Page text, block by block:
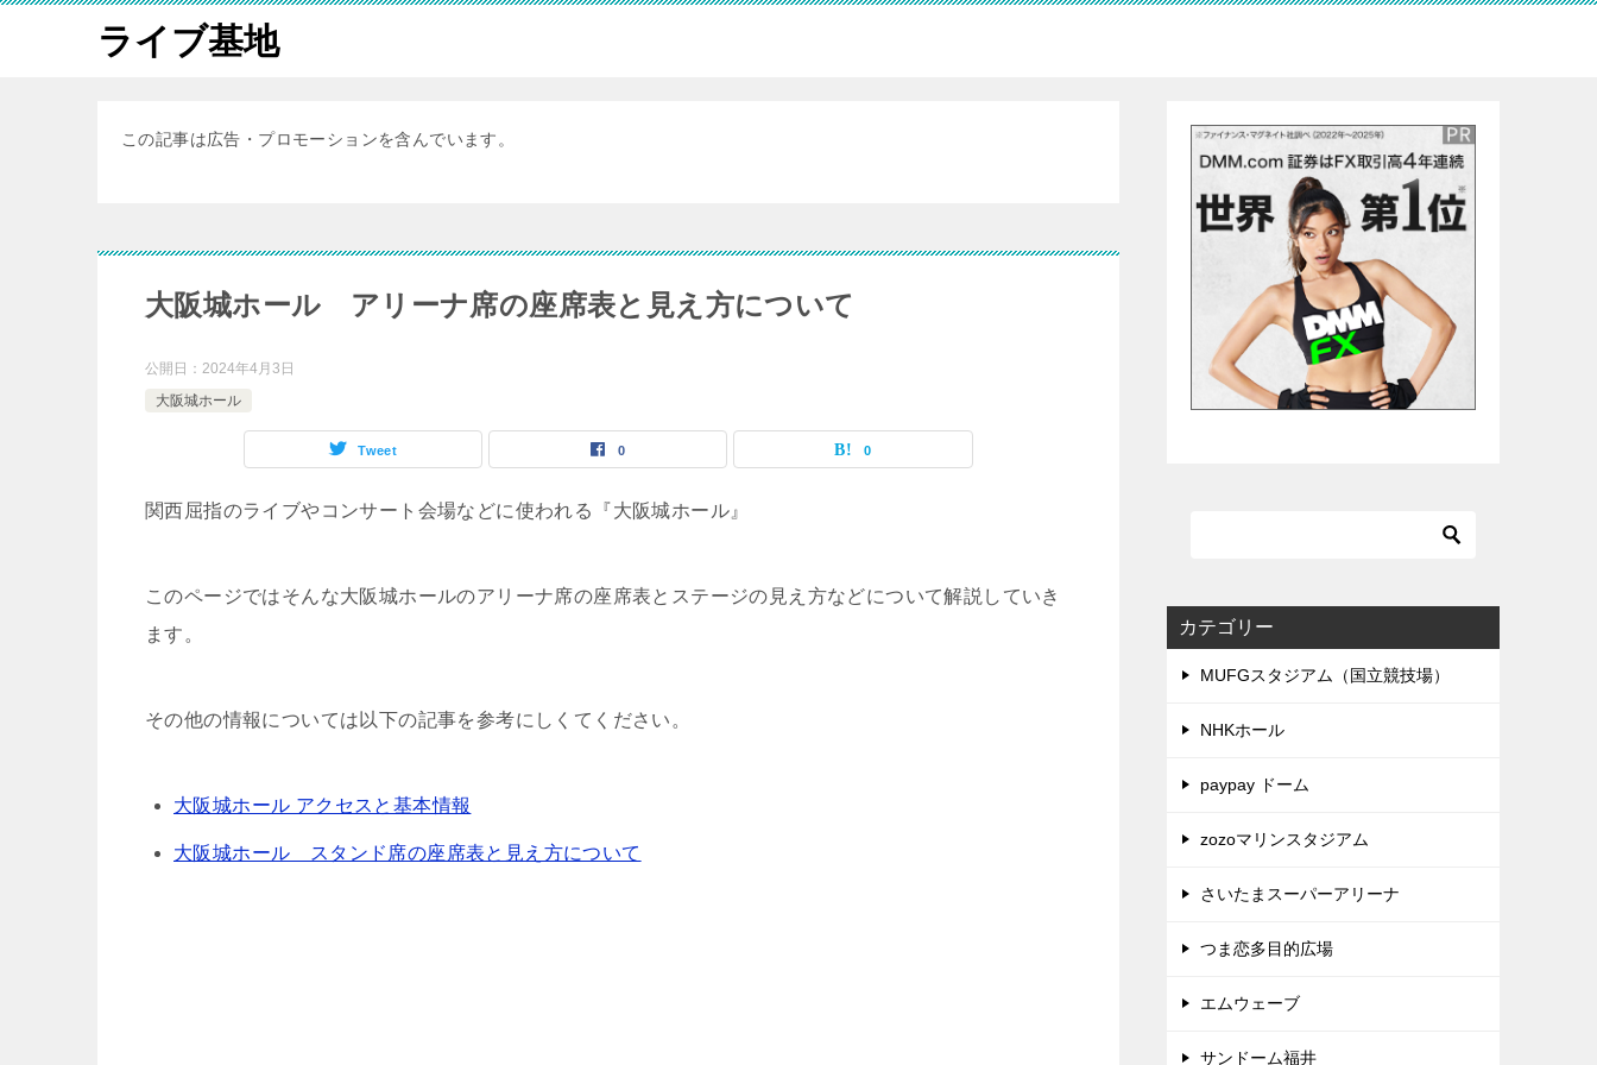
ライブ基地
この記事は広告・プロモーションを含んでいます。
大阪城ホール アリーナ席の座席表と見え方について
公開日： 2024年4月3日
大阪城ホール
Tweet 0 0
関西屈指のライブやコンサート会場などに使われる『大阪城ホール』
このページではそんな大阪城ホールのアリーナ席の座席表とステージの見え方などについて解説していき
ます。
その他の情報については以下の記事を参考にしくてください。
大阪城ホール アクセスと基本情報
大阪城ホール スタンド席の座席表と見え方について
カテゴリー
MUFGスタジアム（国立競技場）
NHKホール
paypay ドーム
zozoマリンスタジアム
さいたまスーパーアリーナ
つま恋多目的広場
エムウェーブ
サンドーム福井